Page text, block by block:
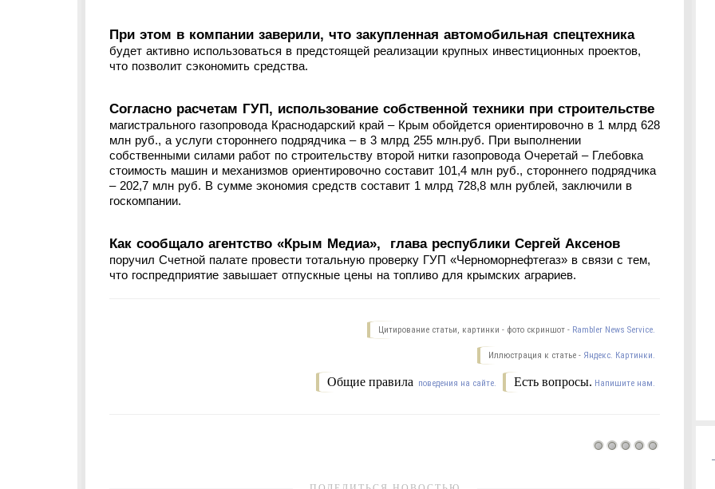
При этом в компании заверили, что закупленная автомобильная спецтехника
будет активно использоваться в предстоящей реализации крупных инвестиционных проектов,
что позволит сэкономить средства.
Согласно расчетам ГУП, использование собственной техники при строительстве
магистрального газопровода Краснодарский край – Крым обойдется ориентировочно в 1 млрд 628
млн руб., а услуги стороннего подрядчика – в 3 млрд 255 млн.руб. При выполнении
собственными силами работ по строительству второй нитки газопровода Очеретай – Глебовка
стоимость машин и механизмов ориентировочно составит 101,4 млн руб., стороннего подрядчика
– 202,7 млн руб. В сумме экономия средств составит 1 млрд 728,8 млн рублей, заключили в
госкомпании.
Как сообщало агентство «Крым Медиа», глава республики Сергей Аксенов
поручил Счетной палате провести тотальную проверку ГУП «Черноморнефтегаз» в связи с тем,
что госпредприятие завышает отпускные цены на топливо для крымских аграриев.
Цитирование статьи, картинки - фото скриншот - Rambler News Service.
Иллюстрация к статье - Яндекс. Картинки.
Есть вопросы. Напишите нам.
Общие правила поведения на сайте.